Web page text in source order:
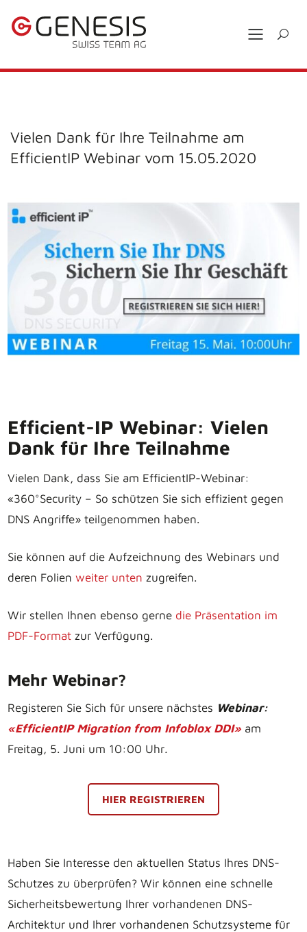
Vielen Dank für Ihre Teilnahme am
EfficientIP Webinar vom 15.05.2020
Efficient-IP Webinar: Vielen
Dank für Ihre Teilnahme
Vielen Dank, dass Sie am EfficientIP-Webinar:
«360°Security – So schützen Sie sich effizient gegen
DNS Angriffe» teilgenommen haben.
Sie können auf die Aufzeichnung des Webinars und
deren Folien weiter unten zugreifen.
Wir stellen Ihnen ebenso gerne die Präsentation im
PDF-Format zur Verfügung.
Mehr Webinar?
Registeren Sie Sich für unsere nächstes Webinar:
«EfficientIP Migration from Infoblox DDI» am
Freitag, 5. Juni um 10:00 Uhr.
HIER REGISTRIEREN
Haben Sie Interesse den aktuellen Status Ihres DNS-
Schutzes zu überprüfen? Wir können eine schnelle
Sicherheitsbewertung Ihrer vorhandenen DNS-
Architektur und Ihrer vorhandenen Schutzsysteme für